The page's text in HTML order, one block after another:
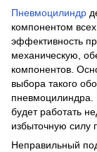
Пневмоцилиндр
компонентом
эффективность
механическую,
компонентов.
выбора такого
пневмоцилиндра.
будет работать
избыточную силу
Неправильный